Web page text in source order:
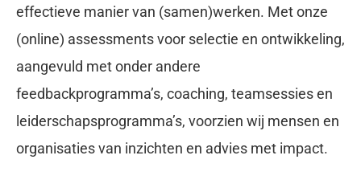
effectieve manier van (samen)werken. Met onze
(online) assessments voor selectie en ontwikkeling,
aangevuld met onder andere
feedbackprogramma’s, coaching, teamsessies en
leiderschapsprogramma’s, voorzien wij mensen en
organisaties van inzichten en advies met impact.